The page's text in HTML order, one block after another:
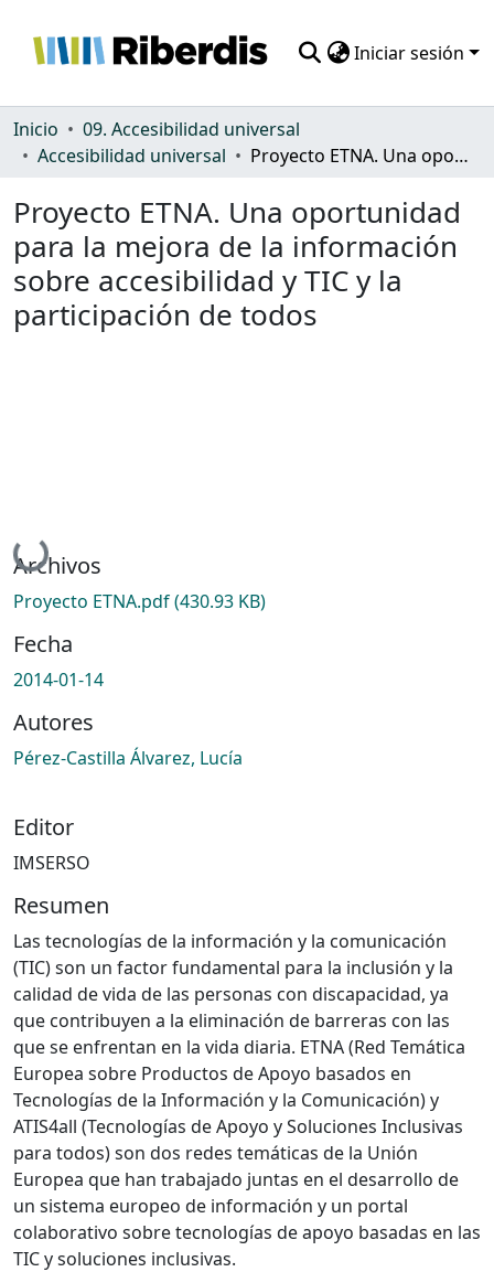
Iniciar sesión
Comunidades
Estadísticas
Inicio
09. Accesibilidad universal
Accesibilidad universal
Proyecto ETNA. Una oportunidad para la mejora de la información sobre accesibilidad y TIC y la participación de todos
Proyecto ETNA. Una oportunidad
para la mejora de la información
sobre accesibilidad y TIC y la
participación de todos
Cargando...
Archivos
Proyecto ETNA.pdf(430.93 KB)
Fecha
2014-01-14
Autores
Pérez-Castilla Álvarez, Lucía
Editor
IMSERSO
Resumen
Las tecnologías de la información y la comunicación
(TIC) son un factor fundamental para la inclusión y la
calidad de vida de las personas con discapacidad, ya
que contribuyen a la eliminación de barreras con las
que se enfrentan en la vida diaria. ETNA (Red Temática
Europea sobre Productos de Apoyo basados en
Tecnologías de la Información y la Comunicación) y
ATIS4all (Tecnologías de Apoyo y Soluciones Inclusivas
para todos) son dos redes temáticas de la Unión
Europea que han trabajado juntas en el desarrollo de
un sistema europeo de información y un portal
colaborativo sobre tecnologías de apoyo basadas en las
TIC y soluciones inclusivas.